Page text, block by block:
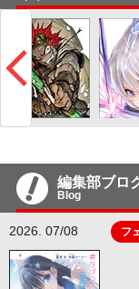
編集部ブロ
Blog
2026. 07/08 フ